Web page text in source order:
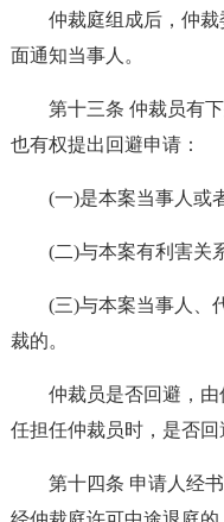
仲裁庭组成后，仲
面通知当事人。
第十三条 仲裁员有
也有权提出回避申请：
(一)是本案当事人或
(二)与本案有利害关
(三)与本案当事人、
裁的。
仲裁员是否回避，
任担任仲裁员时，是否回
第十四条 申请人经